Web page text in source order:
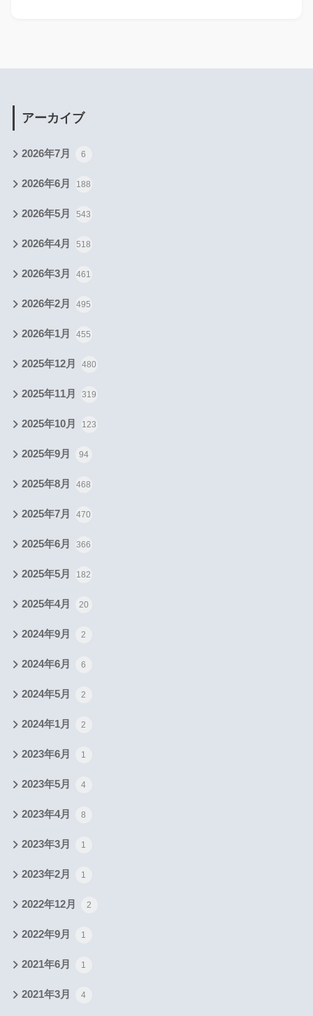
アーカイブ
2026年7月 6
2026年6月 188
2026年5月 543
2026年4月 518
2026年3月 461
2026年2月 495
2026年1月 455
2025年12月 480
2025年11月 319
2025年10月 123
2025年9月 94
2025年8月 468
2025年7月 470
2025年6月 366
2025年5月 182
2025年4月 20
2024年9月 2
2024年6月 6
2024年5月 2
2024年1月 2
2023年6月 1
2023年5月 4
2023年4月 8
2023年3月 1
2023年2月 1
2022年12月 2
2022年9月 1
2021年6月 1
2021年3月 4